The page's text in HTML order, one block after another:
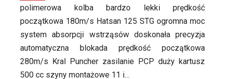
polimerowa kolba bardzo lekki prędkość
początkowa 180m/s Hatsan 125 STG ogromna moc
system absorpcji wstrząsów doskonała precyzja
automatyczna blokada prędkość początkowa
280m/s Kral Puncher zasilanie PCP duży kartusz
500 cc szyny montażowe 11 i…